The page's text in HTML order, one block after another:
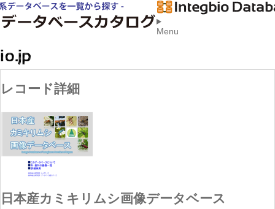
Menu
レコード詳細
日本産カミキリムシ画像データベース